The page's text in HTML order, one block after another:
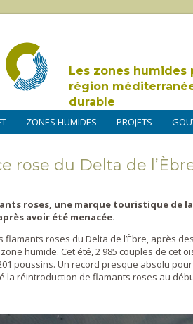
Les zones humides
région
durable
ZONES HUMIDES PROJETS
rose du Delta de
roses, une marque touristique de
avoir été menacée.
roses du Delta de l’Èbre, après
humide. Cet été, 2 985 couples de cet
poussins. Un record presque absolu pour
la réintroduction de flamants roses au